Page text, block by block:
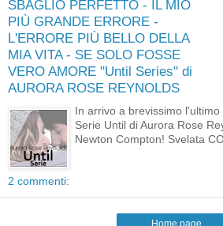
SBAGLIO PERFETTO - IL MIO
PIÙ GRANDE ERRORE -
L'ERRORE PIÙ BELLO DELLA
MIA VITA - SE SOLO FOSSE
VERO AMORE "Until Series" di
AURORA ROSE REYNOLDS
In arrivo a brevissimo
Serie Until di Aurora Rose
Newton Compton! Svelata
2 commenti: